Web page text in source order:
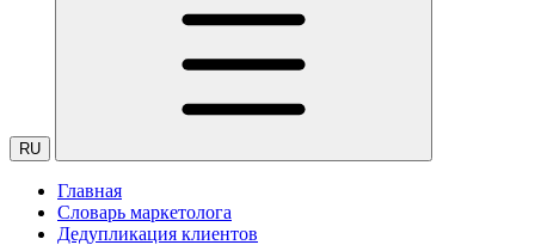
RU
Главная
Словарь маркетолога
Дедупликация клиентов